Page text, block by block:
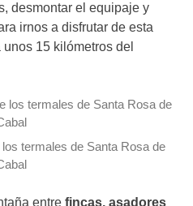
desmontar el equipaje y
irnos a disfrutar de esta
15 kilómetros del
termales de Santa Rosa de
entre fincas, asadores